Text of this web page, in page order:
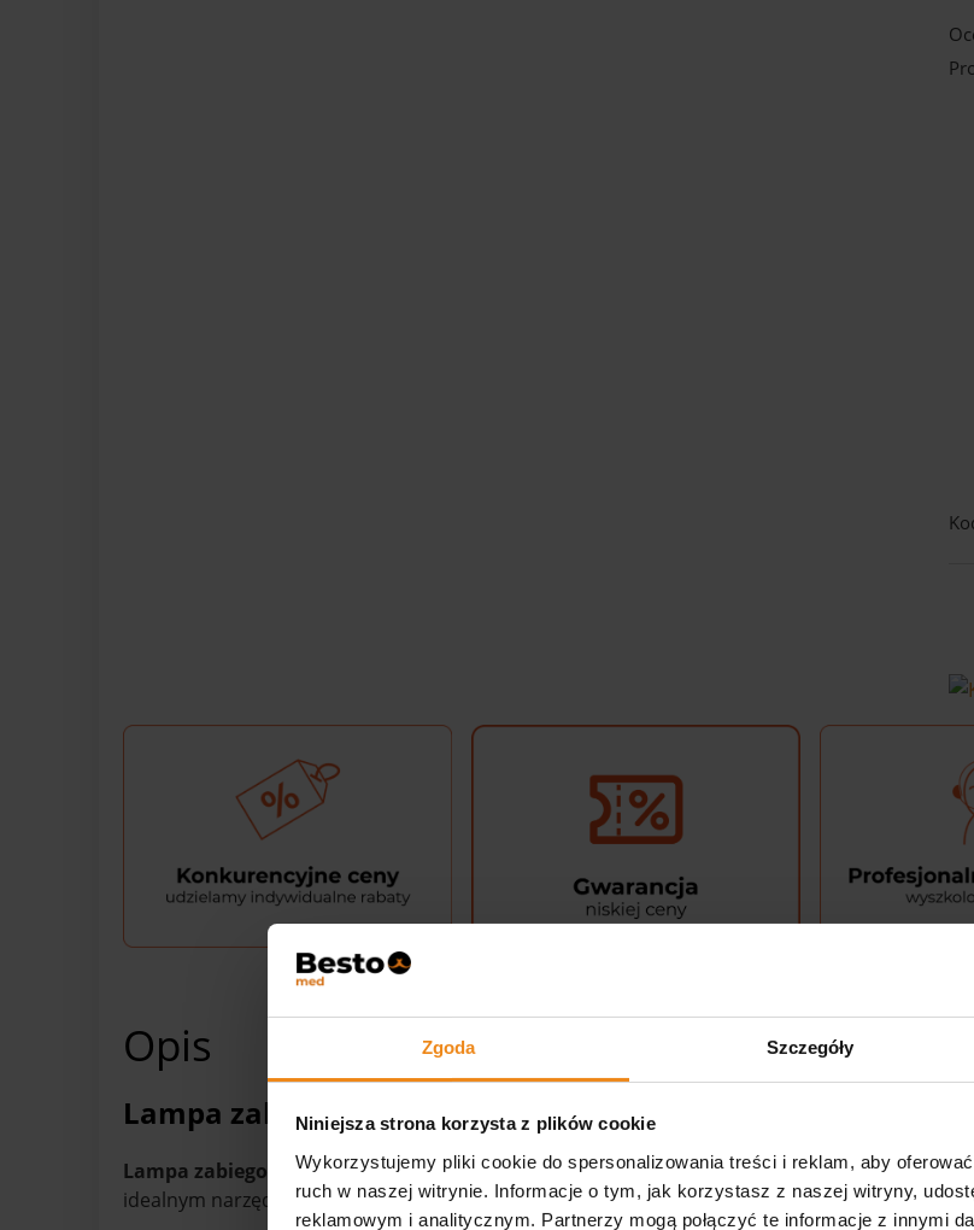
Zgoda Szczegóły
Niniejsza strona korzysta z plików cookie
Wykorzystujemy pliki cookie do spersonalizowania treści i reklam, aby
ruch w naszej witrynie. Informacje o tym, jak korzystasz z naszej witryny,
reklamowym i analitycznym. Partnerzy mogą połączyć te informacje z innymi
Opis
Lampa zabiegowa Mach LED 150 model sufitowy
Lampa zabiegowa Mach LED 150model sufitowy to doskonałe połączenie sprawdzonej
idealnym narzędziem, które można wykorzystać we wszystkich obszarach praktyki medycznej.